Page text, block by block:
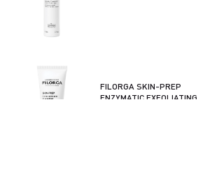
FILORGA SKIN-PREP
ENZYMATIC EXFOLIATING